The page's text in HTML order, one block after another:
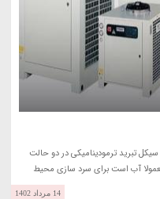
تبرید ترمودینامیکی در دو حالت
آب است برای سرد سازی محیط
14 مرداد 1402